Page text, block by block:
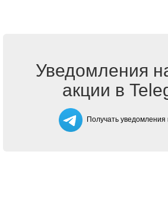
Уведомления
акции в
Получать уведомления